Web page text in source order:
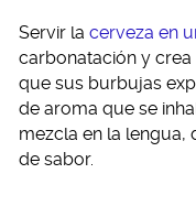
Servir la cerveza en
carbonatación y
que sus burbujas
de aroma que se
mezcla en la lengua,
de sabor.